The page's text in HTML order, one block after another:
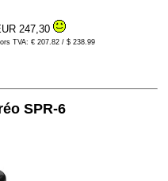
247,30
TVA: € 207.82 / $ 238.99
SPR-6